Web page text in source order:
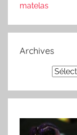
matelas
Archives